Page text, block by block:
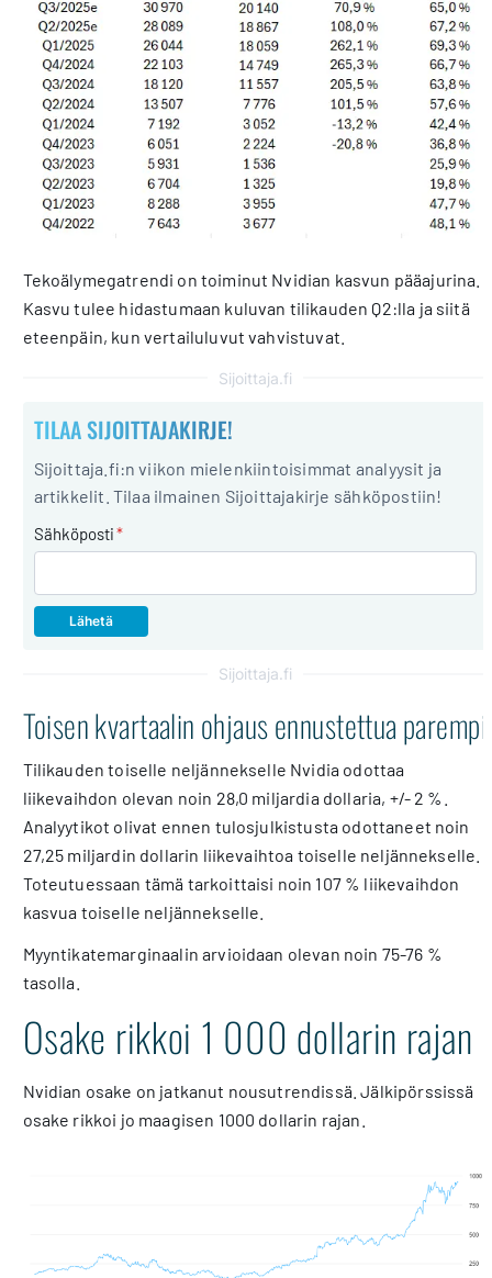
Tekoälymegatrendi on toiminut Nvidian kasvun pääajurina.
Kasvu tulee hidastumaan kuluvan tilikauden Q2:lla ja siitä
eteenpäin, kun vertailuluvut vahvistuvat.
Sijoittaja.fi
TILAA SIJOITTAJAKIRJE!
Sijoittaja.fi:n viikon mielenkiintoisimmat analyysit ja
artikkelit. Tilaa ilmainen Sijoittajakirje sähköpostiin!
Sähköposti*
Sijoittaja.fi
Toisen kvartaalin ohjaus ennustettua parempi
Tilikauden toiselle neljännekselle Nvidia odottaa
liikevaihdon olevan noin 28,0 miljardia dollaria, +/- 2 %.
Analyytikot olivat ennen tulosjulkistusta odottaneet noin
27,25 miljardin dollarin liikevaihtoa toiselle neljännekselle.
Toteutuessaan tämä tarkoittaisi noin 107 % liikevaihdon
kasvua toiselle neljännekselle.
Myyntikatemarginaalin arvioidaan olevan noin 75-76 %
tasolla.
Osake rikkoi 1 000 dollarin rajan
Nvidian osake on jatkanut nousutrendissä. Jälkipörssissä
osake rikkoi jo maagisen 1000 dollarin rajan.